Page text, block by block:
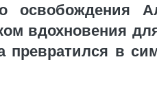
освобождения
вдохновения
в